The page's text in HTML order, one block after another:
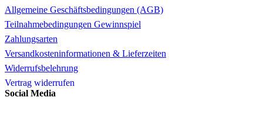
Allgemeine Geschäftsbedingungen (AGB)
Teilnahmebedingungen Gewinnspiel
Zahlungsarten
Versandkosteninformationen & Lieferzeiten
Widerrufsbelehrung
Vertrag widerrufen
Social Media